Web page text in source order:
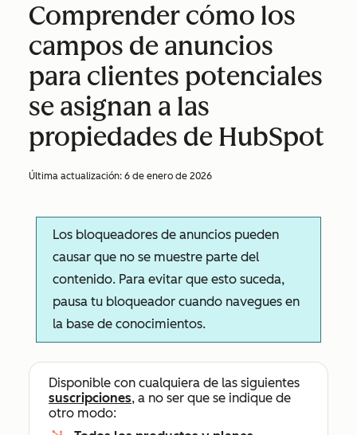
Comprender cómo los
campos de anuncios
para clientes potenciales
se asignan a las
propiedades de HubSpot
Última actualización: 6 de enero de 2026
Los bloqueadores de anuncios pueden
causar que no se muestre parte del
contenido. Para evitar que esto suceda,
pausa tu bloqueador cuando navegues en
la base de conocimientos.
Disponible con cualquiera de las siguientes
suscripciones, a no ser que se indique de
otro modo: